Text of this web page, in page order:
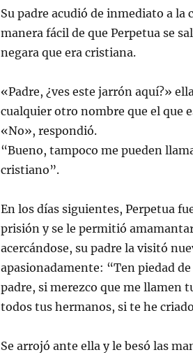
Su padre acudió de inmediato a la
manera fácil de que Perpetua se
negara que era cristiana.
«Padre, ¿ves este jarrón aquí?»
cualquier otro nombre que el que
«No», respondió.
“Bueno, tampoco me pueden
cristiano”.
En los días siguientes, Perpetua
prisión y se le permitió
acercándose, su padre la visitó
apasionadamente: “Ten piedad
padre, si merezco que me llamen
todos tus hermanos, si te he
Se arrojó ante ella y le besó las